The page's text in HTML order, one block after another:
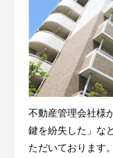
不動産管理会社様
鍵を紛失した」な
ただいております。